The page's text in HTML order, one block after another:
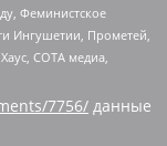
Феминистское
Ингушетии, Прометей,
СОТА медиа,
7756/ данные